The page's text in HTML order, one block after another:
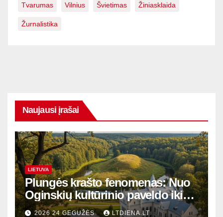
Tvarumas Vilnius Švietimas Žiniasklaida
Žurnalistika
Naujausi įrašai
LIETUVA
Plungės krašto fenomenas: Nuo
Oginskių kultūrinio paveldo iki
Žemaitijos gamtos perlų
2026 24 GEGUŽĖS LTDIENA.LT